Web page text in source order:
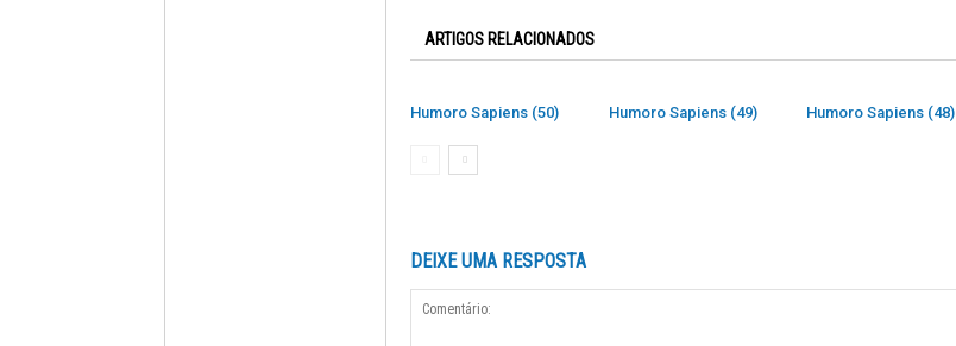
ARTIGOS RELACIONADOS
Humoro Sapiens (50) Humoro Sapiens (49) Humoro Sapiens (48)
DEIXE UMA RESPOSTA